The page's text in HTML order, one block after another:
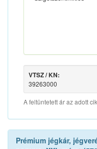
VTSZ / KN:
39263000
A feltüntetett ár az adott
Prémium jégkár,